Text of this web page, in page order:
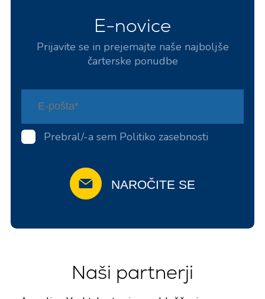
E-novice
Prijavite se in prejemajte naše najboljše
čarterske ponudbe
Prebral/-a sem Politiko zasebnosti
NAROČITE SE
Naši partnerji